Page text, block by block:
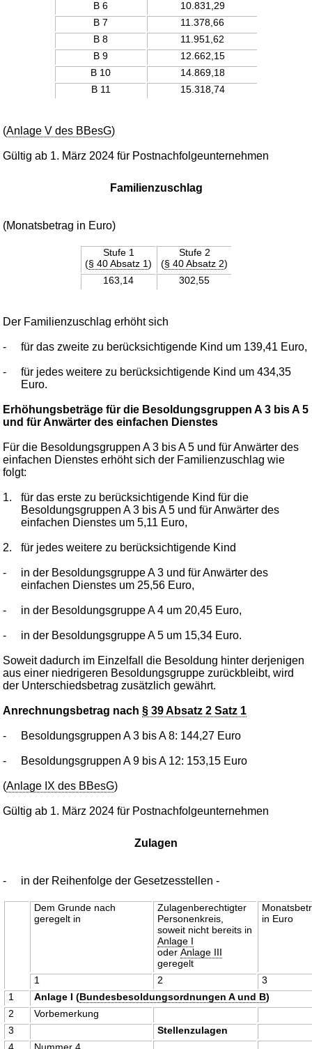
B 6
10.831,29
B 7
11.378,66
B 8
11.951,62
B 9
12.662,15
B 10
14.869,18
B 11
15.318,74
(Anlage V des BBesG)
Gültig ab 1. März 2024 für Postnachfolgeunternehmen
Familienzuschlag
(Monatsbetrag in Euro)
Stufe 1
(§ 40 Absatz 1)
Stufe 2
(§ 40 Absatz 2)
163,14
302,55
Der Familienzuschlag erhöht sich
- für das zweite zu berücksichtigende Kind um 139,41 Euro,
-
für jedes weitere zu berücksichtigende Kind um 434,35
Euro.
Erhöhungsbeträge für die Besoldungsgruppen A 3 bis A 5
und für Anwärter des einfachen Dienstes
Für die Besoldungsgruppen A 3 bis A 5 und für Anwärter des
einfachen Dienstes erhöht sich der Familienzuschlag wie
folgt:
1.
für das erste zu berücksichtigende Kind für die
Besoldungsgruppen A 3 bis A 5 und für Anwärter des
einfachen Dienstes um 5,11 Euro,
2. für jedes weitere zu berücksichtigende Kind
-
in der Besoldungsgruppe A 3 und für Anwärter des
einfachen Dienstes um 25,56 Euro,
- in der Besoldungsgruppe A 4 um 20,45 Euro,
- in der Besoldungsgruppe A 5 um 15,34 Euro.
Soweit dadurch im Einzelfall die Besoldung hinter derjenigen
aus einer niedrigeren Besoldungsgruppe zurückbleibt, wird
der Unterschiedsbetrag zusätzlich gewährt.
Anrechnungsbetrag nach§ 39 Absatz 2 Satz 1
- Besoldungsgruppen A 3 bis A 8: 144,27 Euro
- Besoldungsgruppen A 9 bis A 12: 153,15 Euro
(Anlage IX des BBesG)
Gültig ab 1. März 2024 für Postnachfolgeunternehmen
Zulagen
- in der Reihenfolge der Gesetzesstellen -
Dem Grunde nach
geregelt in
Zulagenberechtigter
Personenkreis,
soweit nicht bereits in
Anlage I
oderAnlage III
geregelt
in Euro
1 2
3
1
Anlage I (Bundesbesoldungsordnungen A und B)
2
Vorbemerkung
3
Stellenzulagen
4
Nummer 4